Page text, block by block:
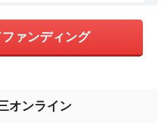
ァンディング
オンライン